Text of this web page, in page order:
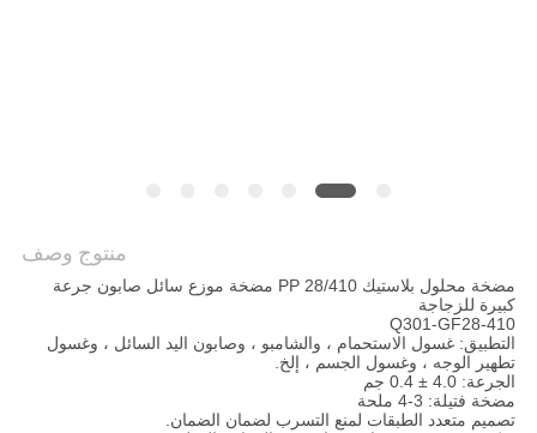
منتوج وصف
مضخة محلول بلاستيك PP 28/410 مضخة موزع سائل صابون جرعة
كبيرة للزجاجة
Q301-GF28-410
التطبيق: غسول الاستحمام ، والشامبو ، وصابون اليد السائل ، وغسول
تطهير الوجه ، وغسول الجسم ، إلخ.
الجرعة: 4.0 ± 0.4 جم
مضخة فتيلة: 3-4 ملحة
تصميم متعدد الطبقات لمنع التسرب لضمان الضمان.